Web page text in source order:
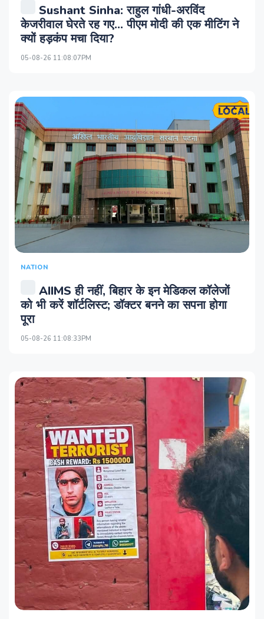
Sushant Sinha: राहुल गांधी-अरविंद
केजरीवाल घेरते रह गए… पीएम मोदी की एक मीटिंग ने
क्यों हड़कंप मचा दिया?
05-08-26 11:08:07PM
NATION
AIIMS ही नहीं, बिहार के इन मेडिकल कॉलेजों
को भी करें शॉर्टलिस्ट; डॉक्टर बनने का सपना होगा
पूरा
05-08-26 11:08:33PM